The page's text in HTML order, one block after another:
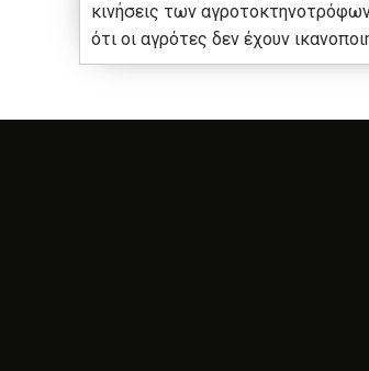
κινήσεις των
ότι οι αγρότες δεν έχουν